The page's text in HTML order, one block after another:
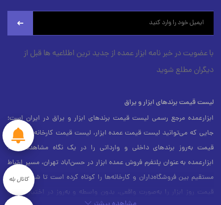
با عضویت در خبر نامه ابزار عمده از جدید ترین اطلاعیه ها قبل از
دیگران مطلع شوید
لیست قیمت برندهای ابزار و یراق
ابزارعمده مرجع رسمی لیست قیمت برندهای ابزار و یراق در ایران است؛
جایی که می‌توانید لیست قیمت عمده ابزار، لیست قیمت کارخانه، و لیست
قیمت به‌روز برندهای داخلی و وارداتی را در یک نگاه مشاهده کنید.
ابزارعمده به عنوان پلتفرم فروش عمده ابزار در حسن‌آباد تهران، مسیر ارتباط
مستقیم بین فروشگاه‌داران و کارخانه‌ها را کوتاه کرده است تا شما بتوانید
قیمت روز ابزار را به‌صورت واقعی، بدون واسطه و به‌روز در اختیار داشته
کانال بله